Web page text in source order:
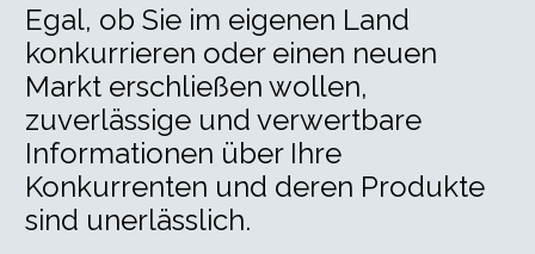
Egal, ob Sie im eigenen Land
konkurrieren oder einen neuen
Markt erschließen wollen,
zuverlässige und verwertbare
Informationen über Ihre
Konkurrenten und deren Produkte
sind unerlässlich.